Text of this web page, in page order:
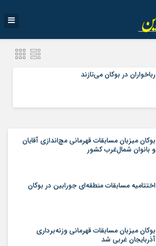
رباخواران در بوکان می‌تازند
بوکان میزبان مسابقات قهرمانی مچ‌اندازی آقایان
و بانوان شمال‌غرب کشور
اختتامیه مسابقات منطقه‌ای جورابین در بوکان
بوکان میزبان مسابقات قهرمانی وزنه‌برداری
آذربایجان غربی شد